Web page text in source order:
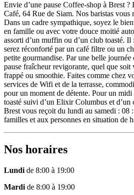
Envie d’une pause Coffee-shop à Brest
Café, 64 Rue de Siam. Nos baristas vous
Dans un cadre sympathique, soyez le
en famille ou avec votre douce moitié
assorti d’un muffin ou d’un club toasté.
serez réconforté par un café filtre ou un
petite gourmandise. Par une belle journée
pause fraîcheur revigorante, quel que
frappé ou smoothie. Faites comme chez
services de Wifi et de la terrasse,
pour un moment de détente. Pour un
toasté suivi d’un Elixir Columbus et d’un
Brest vous reçoit du lundi au samedi : 08
familles et aux personnes en situation de
Nos horaires
Lundi de 8:00 à 19:00
Mardi de 8:00 à 19:00